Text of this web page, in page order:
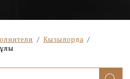
/ Кызылорда /